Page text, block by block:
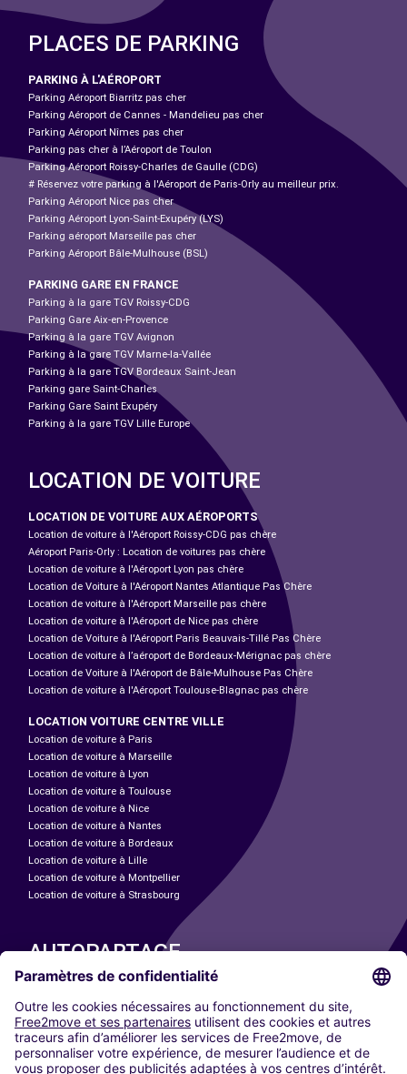
PLACES DE PARKING
PARKING À L'AÉROPORT
Parking Aéroport Biarritz pas cher
Parking Aéroport de Cannes - Mandelieu pas cher
Parking Aéroport Nîmes pas cher
Parking pas cher à l’Aéroport de Toulon
Parking Aéroport Roissy-Charles de Gaulle (CDG)
# Réservez votre parking à l'Aéroport de Paris-Orly au meilleur prix.
Parking Aéroport Nice pas cher
Parking Aéroport Lyon-Saint-Exupéry (LYS)
Parking aéroport Marseille pas cher
Parking Aéroport Bâle-Mulhouse (BSL)
PARKING GARE EN FRANCE
Parking à la gare TGV Roissy-CDG
Parking Gare Aix-en-Provence
Parking à la gare TGV Avignon
Parking à la gare TGV Marne-la-Vallée
Parking à la gare TGV Bordeaux Saint-Jean
Parking gare Saint-Charles
Parking Gare Saint Exupéry
Parking à la gare TGV Lille Europe
LOCATION DE VOITURE
LOCATION DE VOITURE AUX AÉROPORTS
Location de voiture à l'Aéroport Roissy-CDG pas chère
Aéroport Paris-Orly : Location de voitures pas chère
Location de voiture à l'Aéroport Lyon pas chère
Location de Voiture à l'Aéroport Nantes Atlantique Pas Chère
Location de voiture à l'Aéroport Marseille pas chère
Location de voiture à l'Aéroport de Nice pas chère
Location de Voiture à l'Aéroport Paris Beauvais-Tillé Pas Chère
Location de voiture à l’aéroport de Bordeaux-Mérignac pas chère
Location de Voiture à l'Aéroport de Bâle-Mulhouse Pas Chère
Location de voiture à l'Aéroport Toulouse-Blagnac pas chère
LOCATION VOITURE CENTRE VILLE
Location de voiture à Paris
Location de voiture à Marseille
Location de voiture à Lyon
Location de voiture à Toulouse
Location de voiture à Nice
Location de voiture à Nantes
Location de voiture à Bordeaux
Location de voiture à Lille
Location de voiture à Montpellier
Location de voiture à Strasbourg
AUTOPARTAGE
Paris
Madrid
Washington DC
Milan